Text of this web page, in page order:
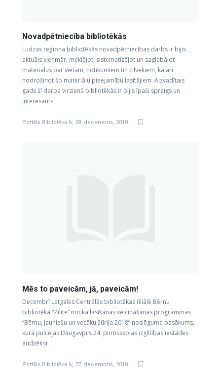
Novadpētniecība bibliotēkās
Ludzas reģiona bibliotēkās novadpētniecības darbs ir bijis
aktuāls vienmēr, meklējot, sistematizējot un saglabājot
materiālus par vietām, notikumiem un cilvēkiem, kā arī
nodrošinot šo materiālu pieejamību lasītājiem. Aizvadītais
gads šī darba virzienā bibliotēkās ir bijis īpaši spraigs un
interesants.
Portāls Bibliotēka.lv, 28. decembris, 2018
Mēs to paveicām, jā, paveicām!
Decembrī Latgales Centrālās bibliotēkas filiālē Bērnu
bibliotēkā “Zīlīte” notika lasīšanas veicināšanas programmas
“Bērnu, jauniešu un vecāku žūrija 2018” noslēguma pasākums,
kurā pulcējās Daugavpils 24. pirmsskolas izglītības iestādes
audzēkņi.
Portāls Bibliotēka.lv, 27. decembris, 2018